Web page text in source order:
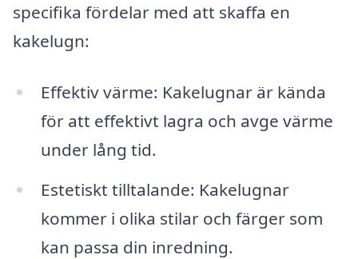
specifika fördelar med att skaffa en
kakelugn:
Effektiv värme: Kakelugnar är kända
för att effektivt lagra och avge värme
under lång tid.
Estetiskt tilltalande: Kakelugnar
kommer i olika stilar och färger som
kan passa din inredning.